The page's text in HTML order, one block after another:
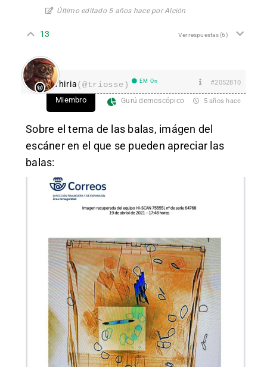
Último editado 5 años hace por Alción
13 Ver respuestas(6)
Thiria(@triosse) EM On #2052810
Miembro Gurú demoscópico 5 años hace
Sobre el tema de las balas, imágen del
escáner en el que se pueden apreciar las
balas: